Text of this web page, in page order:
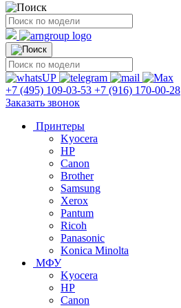
+7 (495) 109-03-53 +7 (916) 170-00-28
Заказать звонок
Принтеры
Kyocera
HP
Canon
Brother
Samsung
Xerox
Pantum
Ricoh
Panasonic
Konica Minolta
МФУ
Kyocera
HP
Canon